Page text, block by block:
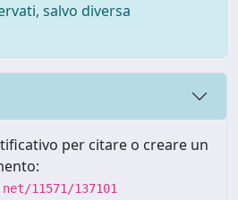
salvo diversa
per citare o creare un
11571/137101